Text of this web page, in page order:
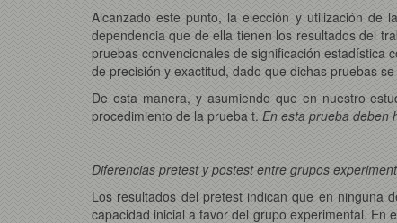
Alcanzado este punto, la elección y utilización de
dependencia que de ella tienen los resultados del
pruebas convencionales de significación estadística
de precisión y exactitud, dado que dichas pruebas
De esta manera, y asumiendo que en nuestro
procedimiento de la prueba t. En esta prueba deben
Diferencias pretest y postest entre grupos
Los resultados del pretest indican que en ninguna
capacidad inicial a favor del grupo experimental. En